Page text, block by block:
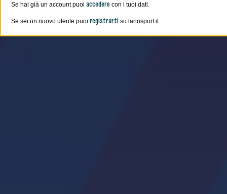
Se hai già un account puoi accedere con i tuoi dati.
Se sei un nuovo utente puoi registrarti su lariosport.it.